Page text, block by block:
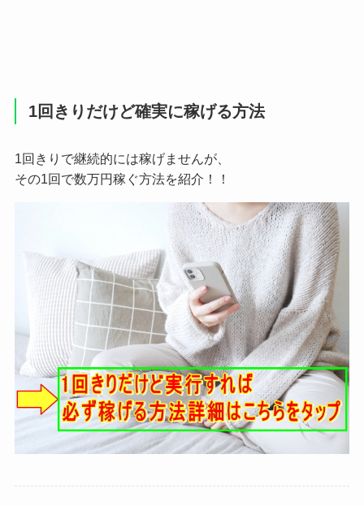
1回きりだけど確実に稼げる方法
1回きりで継続的には稼げませんが、
その1回で数万円稼ぐ方法を紹介！！